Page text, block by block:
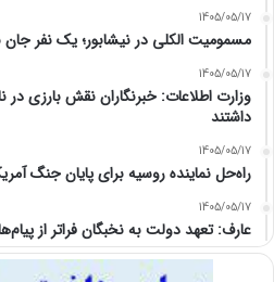
1405/05/17
مسمومیت الکلی در نیشابور؛ یک نفر جان باخت و ۱۲ نفر
1405/05/17
وزارت اطلاعات: خبرنگاران نقش بارزی در
داشتند
1405/05/17
راه‌حل نماینده روسیه برای پایان جنگ
1405/05/17
عارف: تعهد دولت به نخبگان فراتر از پیام‎‌های تشریفاتی است